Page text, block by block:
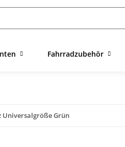
Fahrradzubehör
Universalgröße Grün